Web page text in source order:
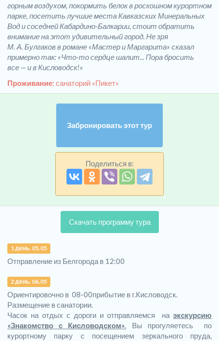
горным воздухом, покормить белок в роскошном курортном
парке, посетить лучшие места Кавказских Минеральных
Вод и соседней Кабардино-Балкарии, стоит обратить
внимание на этот удивительный город. Не зря
М. А. Булгаков в романе «Мастер и Маргарита» сказал
примерно так: «Что-то сердце шалит... Пора бросить
все — и в Кисловодск!»
Проживание: санаторий «Пикет»
Забронировать этот тур
Поделиться в:
Скачать программу тура
1 день. 05.05
Отправление из Белгорода в 12:00
2 день. 06.05
Ориентировочно в 08-00прибытие в г.Кисловодск.
Размещение в санатории.
Часок на отдых с дороги и отправляемся на экскурсию
«Знакомство с Кисловодском». Вы прогуляетесь по
курортному парку с посещением зеркального пруда,